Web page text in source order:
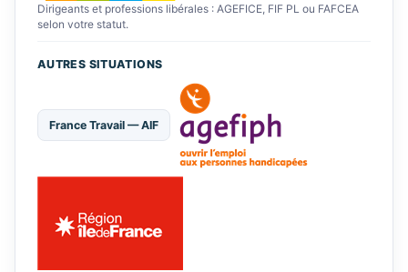
Dirigeants et professions libérales : AGEFICE, FIF PL ou FAFCEA
selon votre statut.
AUTRES SITUATIONS
France Travail — AIF